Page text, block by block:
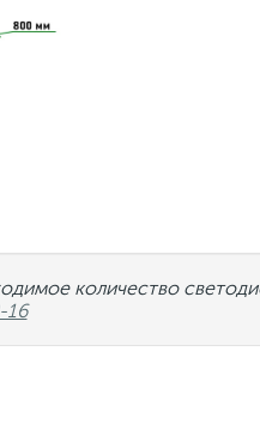
количество
16